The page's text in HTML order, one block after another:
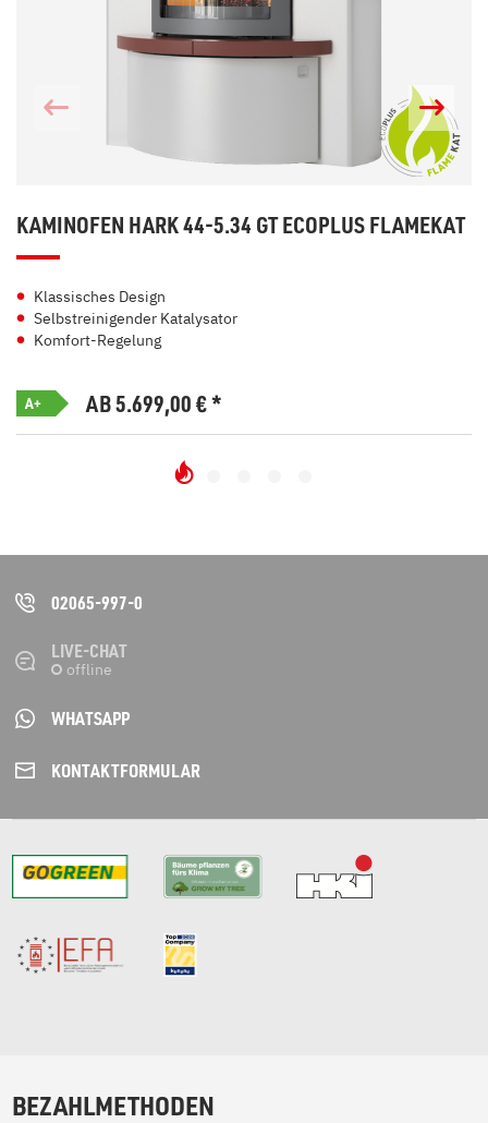
KAMINOFEN HARK 44-5.34 GT ECOPLUS FLAMEKAT
Klassisches Design
Selbstreinigender Katalysator
Komfort-Regelung
A+ AB 5.699,00€*
02065-997-0
LIVE-CHAT
WHATSAPP
KONTAKT­FORMULAR
BEZAHLMETHODEN